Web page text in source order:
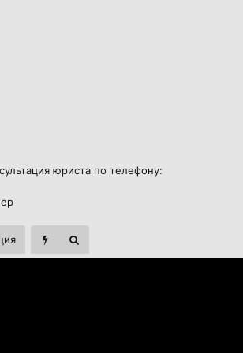
юриста по телефону: